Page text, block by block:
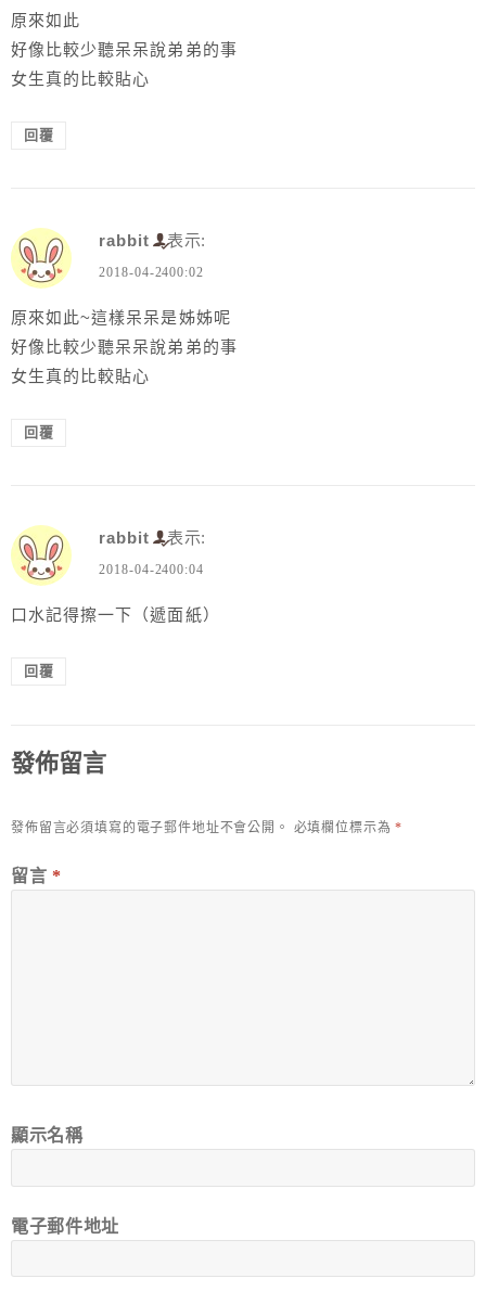
原來如此
好像比較少聽呆呆說弟弟的事
女生真的比較貼心
回覆
rabbit 表示:
2018-04-2400:02
原來如此~這樣呆呆是姊姊呢
好像比較少聽呆呆說弟弟的事
女生真的比較貼心
回覆
rabbit 表示:
2018-04-2400:04
口水記得擦一下（遞面紙）
回覆
發佈留言
發佈留言必須填寫的電子郵件地址不會公開。 必填欄位標示為*
留言 *
顯示名稱
電子郵件地址